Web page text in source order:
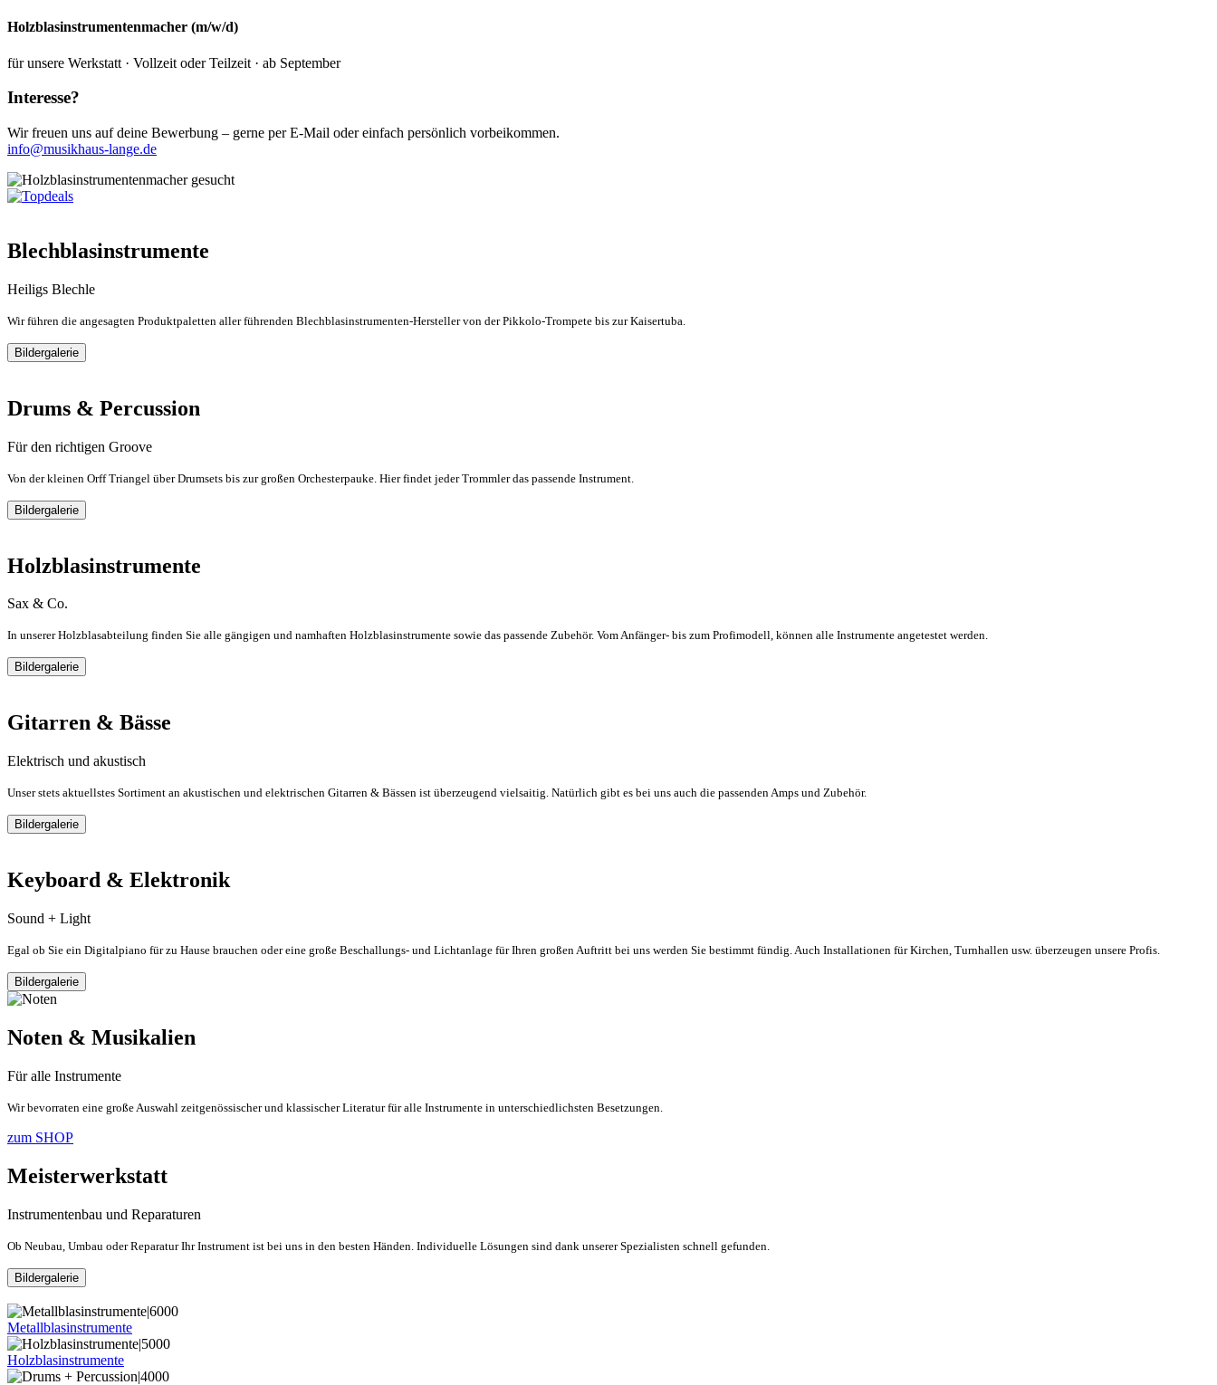
Holzblasinstrumentenmacher (m/w/d)
für unsere Werkstatt · Vollzeit oder Teilzeit · ab September
Interesse?
Wir freuen uns auf deine Bewerbung – gerne per E-Mail oder einfach persönlich vorbeikommen.
info@musikhaus-lange.de
Blechblasinstrumente
Heiligs Blechle
Wir führen die angesagten Produktpaletten aller führenden Blechblasinstrumenten-Hersteller von der Pikkolo-Trompete bis zur Kaisertuba.
Bildergalerie
Drums & Percussion
Für den richtigen Groove
Von der kleinen Orff Triangel über Drumsets bis zur großen Orchesterpauke. Hier findet jeder Trommler das passende Instrument.
Bildergalerie
Holzblasinstrumente
Sax & Co.
In unserer Holzblasabteilung finden Sie alle gängigen und namhaften Holzblasinstrumente sowie das passende Zubehör. Vom Anfänger- bis zum Profimodell, können alle Instrumente angetestet werden.
Bildergalerie
Gitarren & Bässe
Elektrisch und akustisch
Unser stets aktuellstes Sortiment an akustischen und elektrischen Gitarren & Bässen ist überzeugend vielsaitig. Natürlich gibt es bei uns auch die passenden Amps und Zubehör.
Bildergalerie
Keyboard & Elektronik
Sound + Light
Egal ob Sie ein Digitalpiano für zu Hause brauchen oder eine große Beschallungs- und Lichtanlage für Ihren großen Auftritt bei uns werden Sie bestimmt fündig. Auch Installationen für Kirchen, Turnhallen usw. überzeugen unsere Profis.
Bildergalerie
Noten & Musikalien
Für alle Instrumente
Wir bevorraten eine große Auswahl zeitgenössischer und klassischer Literatur für alle Instrumente in unterschiedlichsten Besetzungen.
zum SHOP
Meisterwerkstatt
Instrumentenbau und Reparaturen
Ob Neubau, Umbau oder Reparatur Ihr Instrument ist bei uns in den besten Händen. Individuelle Lösungen sind dank unserer Spezialisten schnell gefunden.
Bildergalerie
Metallblasinstrumente
Holzblasinstrumente